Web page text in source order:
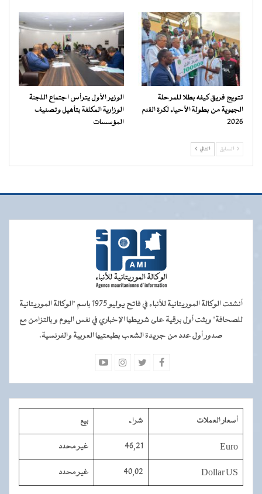
تتويج فريق كيفه بطلا للمرحلة
الجهوية من بطولة الأحياء لكرة القدم
2026
الوزير الأول يترأس اجتماع اللجنة
الوزارية المكلفة بتأهيل وتصنيف
المؤسسات
السابق التالي
أنشئت الوكالة الموريتانية للأنباء في فاتح يوليو 1975 باسم "الوكالة الموريتانية
للصحافة" وبثت أول برقية على شريطها الإخباري في نفس اليوم و بالتزامن مع
صدور أول عدد من جريدة الشعب بطبعتيها العربية والفرنسية.
أسعار العملات شراء بيع
Euro
46,21 غير محدد
Dollar US
40,02 غير محدد